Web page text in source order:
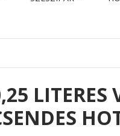
LITERES